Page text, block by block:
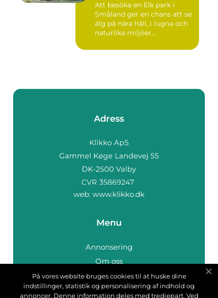
Att besöka en Elk park i
Småland ger en chans att se
älg på nära håll, i lugna och
naturlika miljöer...
Adress
web: www.klikko.dk
Menu
Annonsering
Om oss
Cookies
Kontakta oss
På vores website bruges cookies til at huske dine
indstillinger, statistik og personalisering af indhold og
annoncer. Denne information deles med tredjepart. Ved